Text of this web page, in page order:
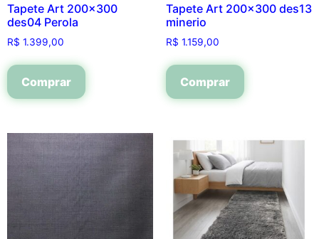
Tapete Art 200×300
des04 Perola
R$ 1.399,00
Comprar
Tapete Art 200×300 des13
minerio
R$ 1.159,00
Comprar